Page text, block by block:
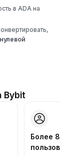
в ADA на
нулевой
Bybit
Более 86